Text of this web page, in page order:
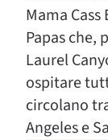
Mama
Papas che,
Laurel
ospitare
circolano
Angeles e